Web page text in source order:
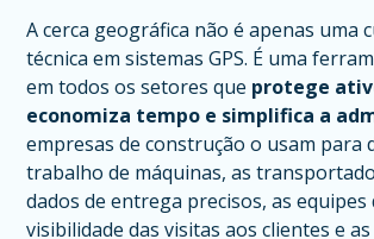
A cerca geográfica não é apenas uma
técnica em sistemas GPS. É uma
em todos os setores que protege
economiza tempo e simplifica a
empresas de construção o usam para
trabalho de máquinas, as
dados de entrega precisos, as equipes
visibilidade das visitas aos clientes e as